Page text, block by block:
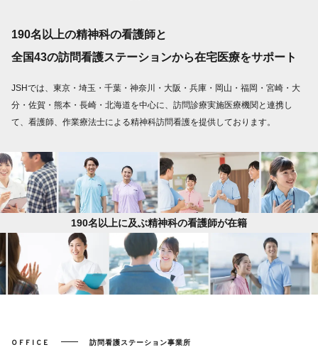
190名以上の精神科の看護師と
全国43の訪問看護ステーションから在宅医療をサポート
JSHでは、東京・埼玉・千葉・神奈川・大阪・兵庫・岡山・福岡・宮崎・大
分・佐賀・熊本・長崎・北海道を中心に、訪問診療実施医療機関と連携し
て、看護師、作業療法士による精神科訪問看護を提供しております。
190名以上に及ぶ精神科の看護師が在籍
OFFICE 訪問看護ステーション事業所